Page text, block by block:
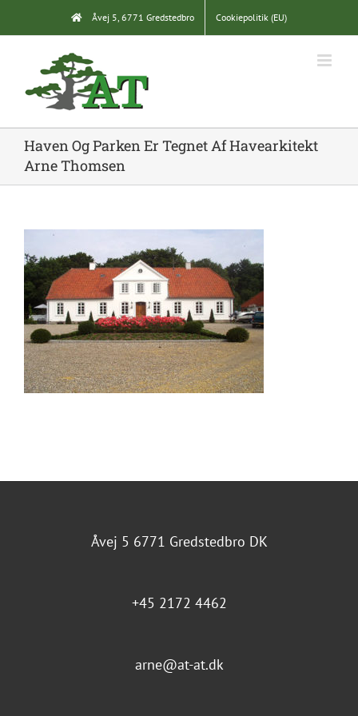
content
Åvej 5, 6771 Gredstedbro Cookiepolitik (EU)
Haven Og Parken Er Tegnet Af Havearkitekt
Arne Thomsen
Åvej 5 6771 Gredstedbro DK
+45 2172 4462
arne@at-at.dk